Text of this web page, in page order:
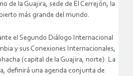
de la Guajira, sede de El Cerrejón, la
más grande del mundo.
el Segundo Diálogo Internacional
y sus Conexiones Internacionales,
(capital de la Guajira, norte). La
definirá una agenda conjunta de